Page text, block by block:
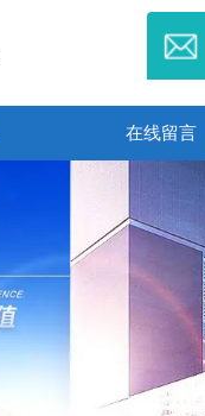
在线留言